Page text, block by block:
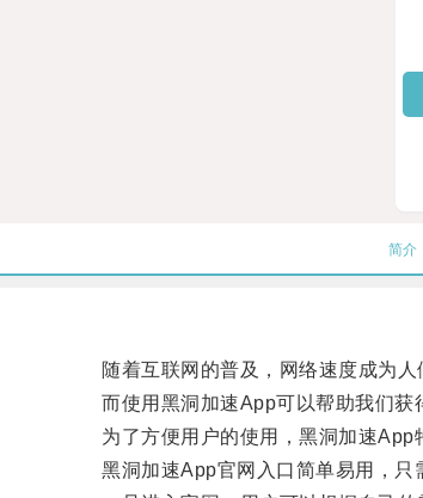
简介
随着互联网的普及，网络速度成为人
而使用黑洞加速App可以帮助我们获
为了方便用户的使用，黑洞加速App
黑洞加速App官网入口简单易用，只